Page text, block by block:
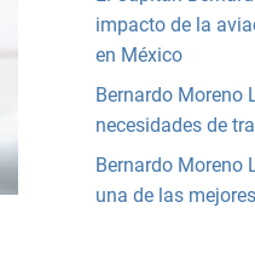
impacto de la
en México
Bernardo Moreno
necesidades de
Bernardo Moreno
una de las